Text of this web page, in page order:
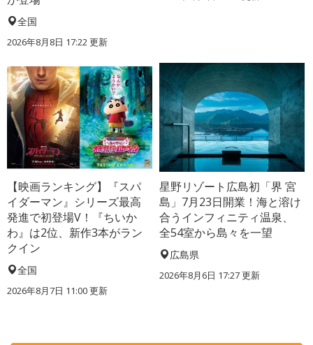
全国
2026年8月8日 17:22更新
【映画ランキング】『スパ
イダーマン』シリーズ最高
発進で初登場V！『ちいか
わ』は2位、新作3本がラン
クイン
全国
2026年8月7日 11:00更新
星野リゾート広島初「界 宮
島」7月23日開業！海と溶け
合うインフィニティ温泉、
全54室から島々を一望
広島県
2026年8月6日 17:27更新